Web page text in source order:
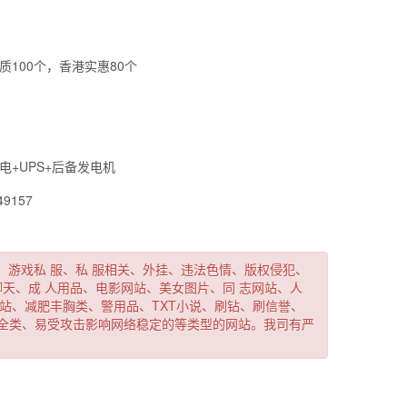
100个，香港实惠80个
+UPS+后备发电机
游戏私 服、私 服相关、外挂、违法色情、版权侵犯、
、成 人用品、电影网站、美女图片、同 志网站、人
、减肥丰胸类、警用品、TXT小说、刷钻、刷信誉、
类、易受攻击影响网络稳定的等类型的网站。我司有严